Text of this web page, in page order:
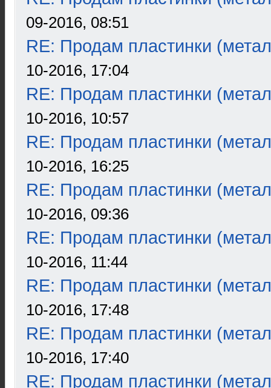
09-2016, 08:51
RE: Продам пластинки
10-2016, 17:04
RE: Продам пластинки
10-2016, 10:57
RE: Продам пластинки
10-2016, 16:25
RE: Продам пластинки
10-2016, 09:36
RE: Продам пластинки
10-2016, 11:44
RE: Продам пластинки
10-2016, 17:48
RE: Продам пластинки
10-2016, 17:40
RE: Продам пластинки